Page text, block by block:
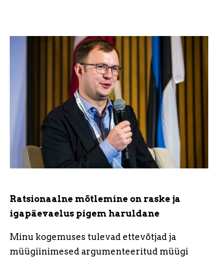
Ratsionaalne mõtlemine on raske ja
igapäevaelus pigem haruldane
Minu kogemuses tulevad ettevõtjad ja
müügiinimesed argumenteeritud müügi